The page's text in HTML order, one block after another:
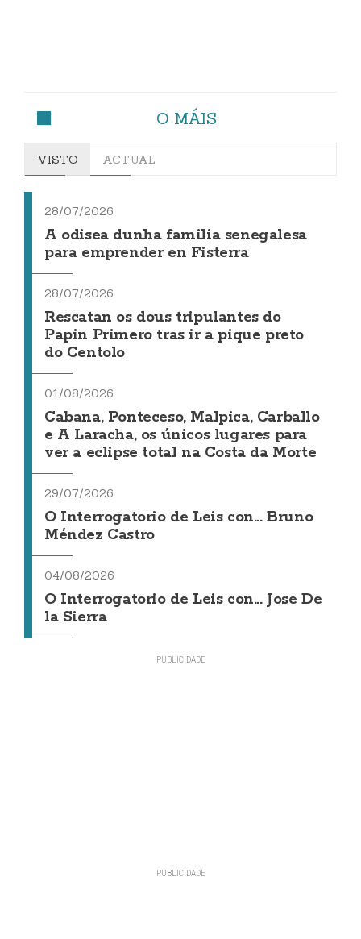
O MÁIS
VISTO ACTUAL
28/07/2026
A odisea dunha familia senegalesa
para emprender en Fisterra
28/07/2026
Rescatan os dous tripulantes do
Papin Primero tras ir a pique preto
do Centolo
01/08/2026
Cabana, Ponteceso, Malpica, Carballo
e A Laracha, os únicos lugares para
ver a eclipse total na Costa da Morte
29/07/2026
O Interrogatorio de Leis con... Bruno
Méndez Castro
04/08/2026
O Interrogatorio de Leis con... Jose De
la Sierra